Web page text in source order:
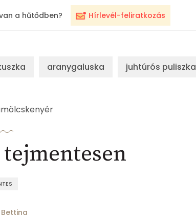
Hírlevél-feliratkozás
a hűtődben?
aranygaluska juhtúrós puliszka